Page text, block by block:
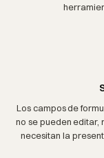
Los campos de
no se pueden editar,
necesitan la